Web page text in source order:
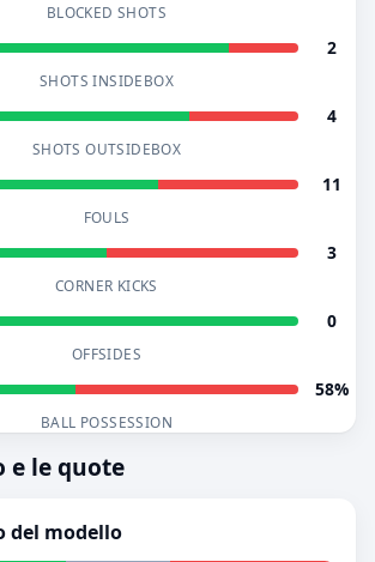
BLOCKED SHOTS
2
SHOTS INSIDEBOX
4
SHOTS OUTSIDEBOX
11
FOULS
3
CORNER KICKS
0
OFFSIDES
58%
BALL POSSESSION
e le quote
del modello